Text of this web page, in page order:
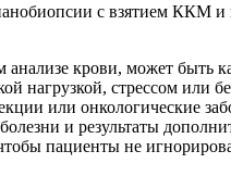
с взятием ККМ
крови, может быть
нагрузкой, стрессом
или онкологические
и результаты
пациенты не